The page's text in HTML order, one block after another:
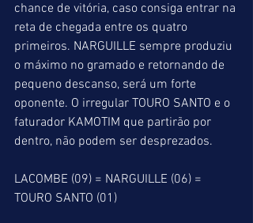
chance de vitória, caso consiga entrar na
reta de chegada entre os quatro
primeiros. NARGUILLE sempre produziu
o máximo no gramado e retornando de
pequeno descanso, será um forte
oponente. O irregular TOURO SANTO e o
faturador KAMOTIM que partirão por
dentro, não podem ser desprezados.
LACOMBE (09) = NARGUILLE (06) =
TOURO SANTO (01)